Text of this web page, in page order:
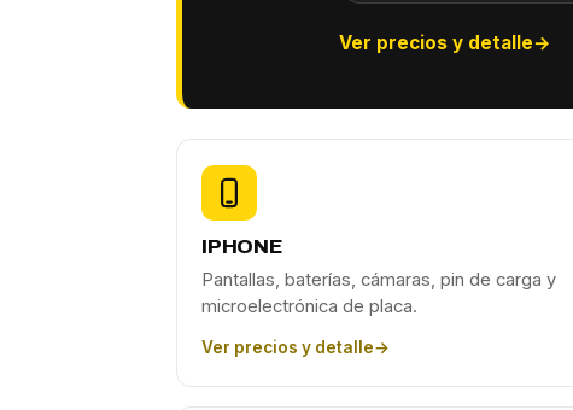
Ver precios y detalle→
IPHONE
Pantallas, baterías, cámaras, pin de carga y
microelectrónica de placa.
Ver precios y detalle→